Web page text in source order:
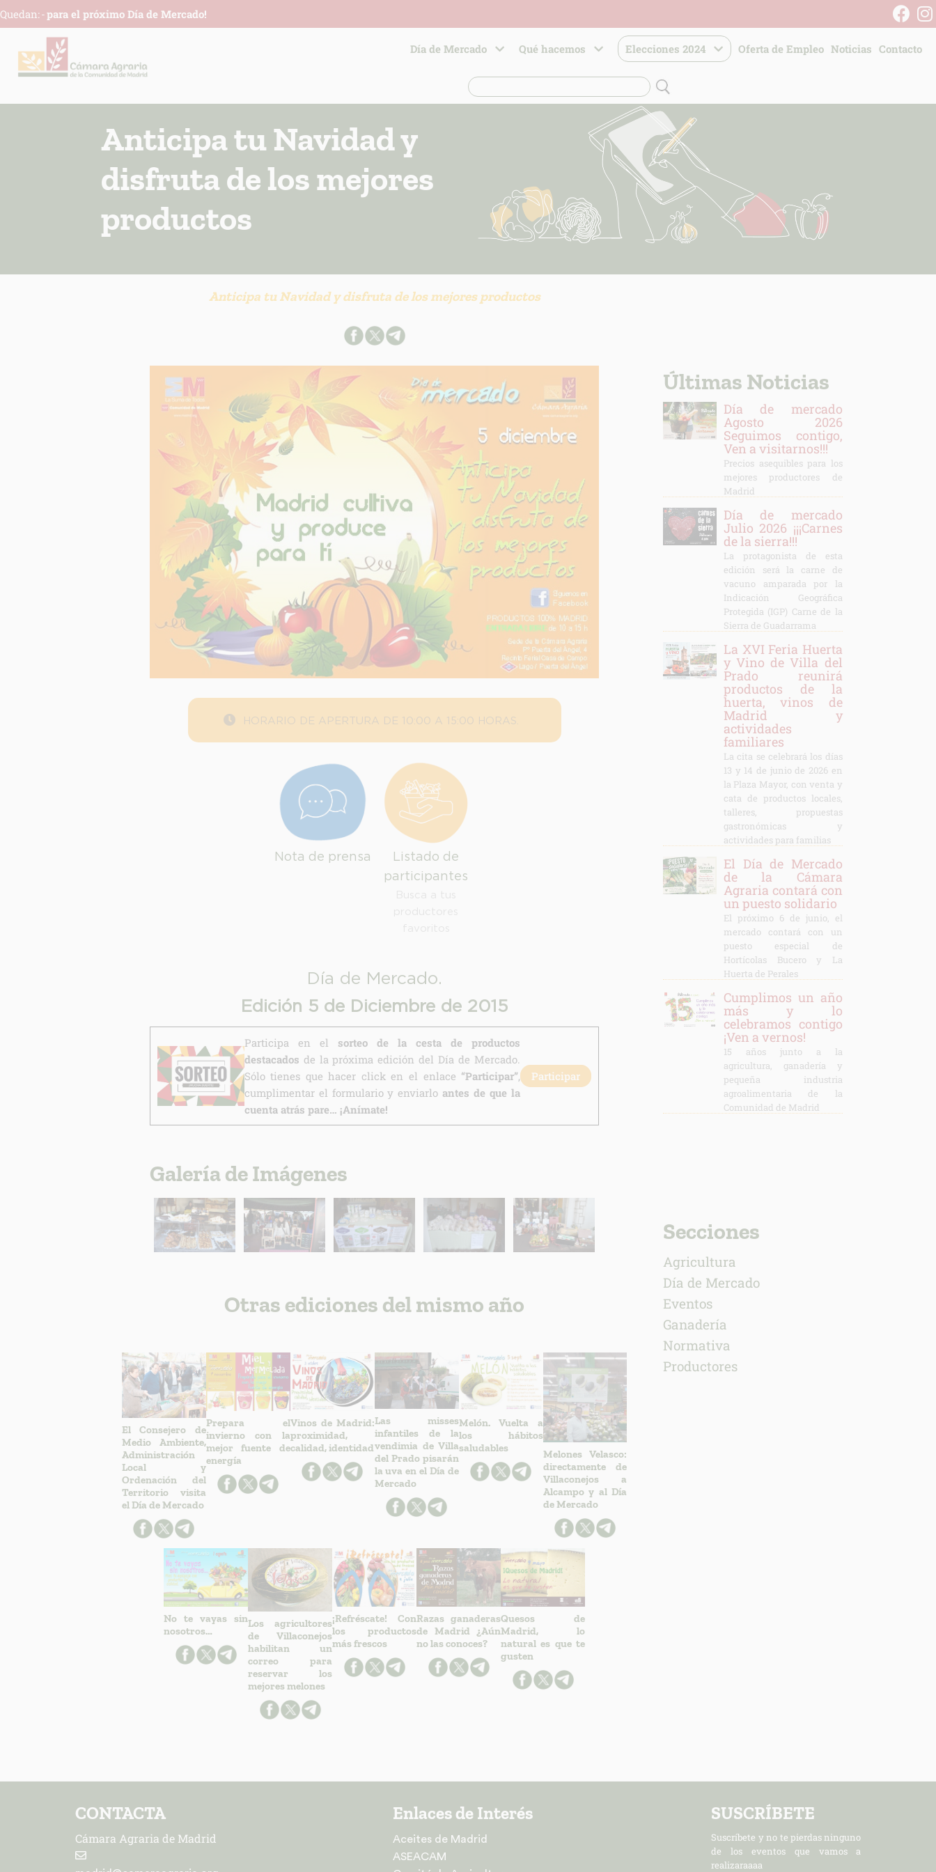
Quedan:-para el próximo Día de Mercado!
Día de Mercado Qué hacemos Elecciones 2024 Oferta de Empleo Noticias Contacto
Anticipa tu Navidad y
disfruta de los mejores
productos
Anticipa tu Navidad y disfruta de los mejores productos
HORARIO DE APERTURA DE 10:00 A 15:00 HORAS.
Nota de prensa
Listado de
participantes
Día de Mercado.
Edición 5 de Diciembre de 2015
Participa en el sorteo de la cesta de productos
destacados de la próxima edición del Día de Mercado.
Sólo tienes que hacer click en el enlace “Participar”,
cumplimentar el formulario y enviarlo antes de que la
cuenta atrás pare… ¡Anímate!
Participar
Galería de Imágenes
Otras ediciones del mismo año
El Consejero de
Medio Ambiente,
Administración
Local y
Ordenación del
Territorio visita
el Día de Mercado
Prepara el
invierno con la
mejor fuente de
energía
Vinos de Madrid:
proximidad,
calidad, identidad
Las misses
infantiles de la
vendimia de Villa
del Prado pisarán
la uva en el Día de
Mercado
Melón. Vuelta a
los hábitos
saludables
Melones Velasco:
directamente de
Villaconejos a
Alcampo y al Día
de Mercado
No te vayas sin
nosotros…
Los agricultores
de Villaconejos
habilitan un
correo para
reservar los
mejores melones
¡Refréscate! Con
los productos
más frescos
Razas ganaderas
de Madrid ¿Aún
no las conoces?
Quesos de
Madrid, lo
natural es que te
gusten
Últimas Noticias
Día de mercado
Agosto 2026
Seguimos contigo,
Ven a visitarnos!!!
Precios asequibles para los
mejores productores de
Madrid
Día de mercado
Julio 2026 ¡¡¡Carnes
de la sierra!!!
La protagonista de esta
edición será la carne de
vacuno amparada por la
Indicación Geográfica
Protegida (IGP) Carne de la
Sierra de Guadarrama
La XVI Feria Huerta
y Vino de Villa del
Prado reunirá
productos de la
huerta, vinos de
Madrid y
actividades
familiares
La cita se celebrará los días
13 y 14 de junio de 2026 en
la Plaza Mayor, con venta y
cata de productos locales,
talleres, propuestas
gastronómicas y
actividades para familias
El Día de Mercado
de la Cámara
Agraria contará con
un puesto solidario
El próximo 6 de junio, el
mercado contará con un
puesto especial de
Hortícolas Bucero y La
Huerta de Perales
Cumplimos un año
más y lo
celebramos contigo
¡Ven a vernos!
15 años junto a la
agricultura, ganadería y
pequeña industria
agroalimentaria de la
Comunidad de Madrid
Secciones
Agricultura
Día de Mercado
Eventos
Ganadería
Normativa
Productores
CONTACTA
Cámara Agraria de Madrid
Enlaces de Interés
Aceites de Madrid
ASEACAM
SUSCRÍBETE
Suscríbete y no te pierdas ninguno
de los eventos que vamos a
realizaraaaa
Responsable:
Legitimación:
Destinatarios:
Derechos:
Información adicional